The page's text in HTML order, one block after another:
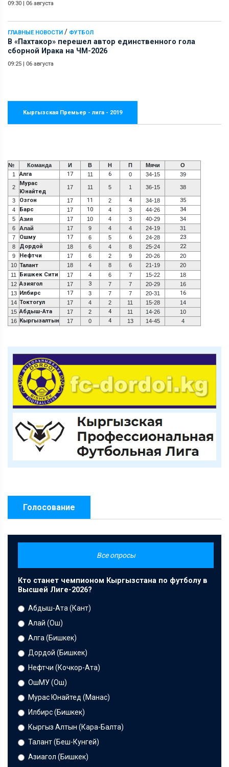
09:30 | 06 августа
ГЛАВНЫЕ НОВОСТИ / ФУТБОЛ
В «Пахтакор» перешел автор единственного гола
сборной Ирака на ЧМ-2026
09:25 | 06 августа
Кыргызская Премьер - лига - 2019
№ Команда И В Н П Мячи
О
1
Алга 17 11 6 0 34-15 39
2
Мурас
Юнайтед
17 11 5 1 36-15 38
3 Озгон 17 11 2 4 34-18 35
4 Барс 17 10 4 3 44-26 34
5 Азия 17 10 4 3 40-29
34
6
Алай 17 9 4 4 24-19
31
7
Ошму 17 6 5 6 24-28 23
8 Дордой 18 6 4 8 25-24 22
9 Нефтчи 17 6 2 9 20-26
20
10 Талант 18 4 8 6 21-19
20
11
Бишкек Сити 17 4 6 7 15-22
18
12 Азиягол 17 3 7 7 20-29
16
13 Илбирс 17 3 7 7 20-31 16
14 Токтогул 17 4 2 11 15-28
14
15 Абдыш-Ата 17 2 4 11 14-26
10
16 Кыргызалтын 17 0 4 13 14-45 4
Голосование
Все опросы
Кто станет чемпионом Кыргызстана по футболу в
Высшей Лиге-2026?
Абдыш-Ата (Кант)
Алай (Ош)
Алга (Бишкек)
Дордой (Бишкек)
Нефтчи (Кочкор-Ата)
ОшМУ (Ош)
Мурас Юнайтед (Манас)
Илбирс (Бишкек)
Кыргыз Алтын (Кара-Балта)
Талант (Беш-Кунгей)
Азиагол (Бишкек)